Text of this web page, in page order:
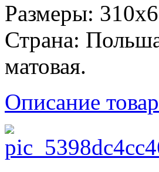
Размеры:
Страна:
матовая.
Описание